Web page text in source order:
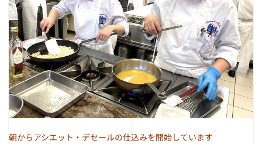
朝からアシエット・デセールの仕込みを開始しています